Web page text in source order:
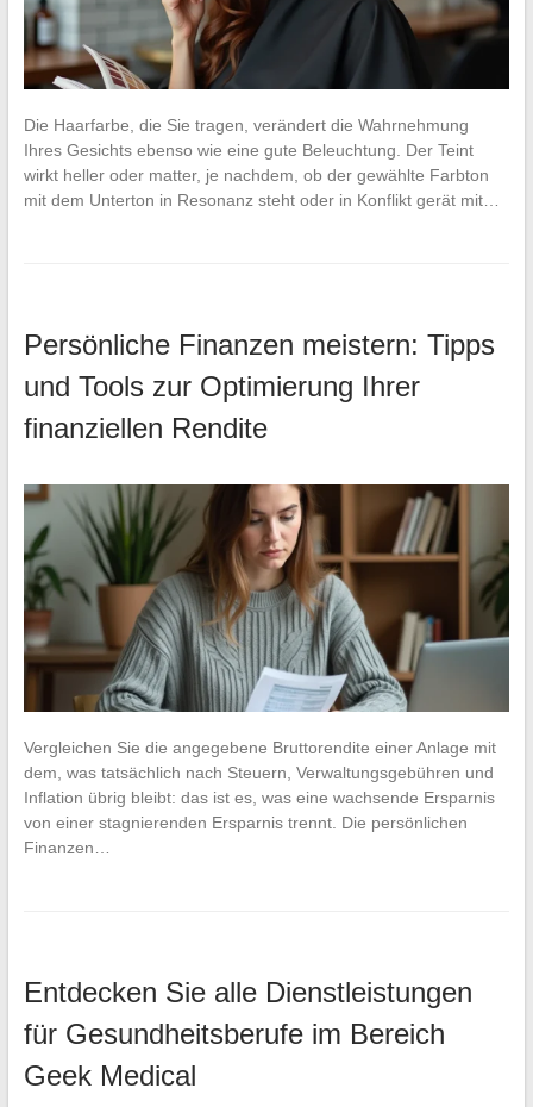
Die Haarfarbe, die Sie tragen, verändert die Wahrnehmung
Ihres Gesichts ebenso wie eine gute Beleuchtung. Der Teint
wirkt heller oder matter, je nachdem, ob der gewählte Farbton
mit dem Unterton in Resonanz steht oder in Konflikt gerät mit…
Persönliche Finanzen meistern: Tipps
und Tools zur Optimierung Ihrer
finanziellen Rendite
Vergleichen Sie die angegebene Bruttorendite einer Anlage mit
dem, was tatsächlich nach Steuern, Verwaltungsgebühren und
Inflation übrig bleibt: das ist es, was eine wachsende Ersparnis
von einer stagnierenden Ersparnis trennt. Die persönlichen
Finanzen…
Entdecken Sie alle Dienstleistungen
für Gesundheitsberufe im Bereich
Geek Medical